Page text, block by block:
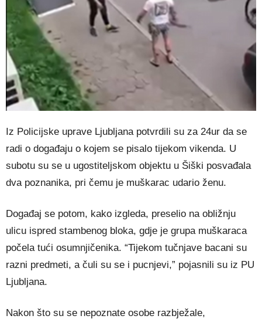
Iz Policijske uprave Ljubljana potvrdili su za 24ur da se
radi o događaju o kojem se pisalo tijekom vikenda. U
subotu su se u ugostiteljskom objektu u Šiški posvađala
dva poznanika, pri čemu je muškarac udario ženu.
Događaj se potom, kako izgleda, preselio na obližnju
ulicu ispred stambenog bloka, gdje je grupa muškaraca
počela tući osumnjičenika. “Tijekom tučnjave bacani su
razni predmeti, a čuli su se i pucnjevi,” pojasnili su iz PU
Ljubljana.
Nakon što su se nepoznate osobe razbježale,